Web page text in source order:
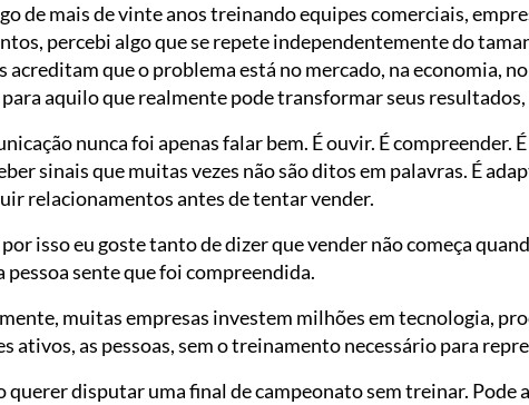
de mais de vinte anos treinando equipes comerciais,
percebi algo que se repete independentemente do
acreditam que o problema está no mercado, na economia,
aquilo que realmente pode transformar seus
nunca foi apenas falar bem. É ouvir. É
sinais que muitas vezes não são ditos em palavras. É
relacionamentos antes de tentar vender.
isso eu goste tanto de dizer que vender não começa
pessoa sente que foi compreendida.
muitas empresas investem milhões em tecnologia,
ativos, as pessoas, sem o treinamento necessário para
querer disputar uma final de campeonato sem treinar.